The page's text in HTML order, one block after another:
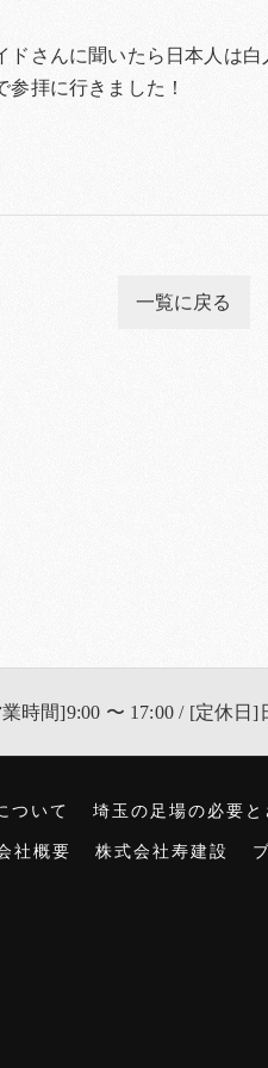
ドさんに聞いたら日本人は
拝に行きました！
一覧に戻る
時間]9:00 〜 17:00 / [定休日]
ついて 埼玉の足場の必要と
社概要 株式会社寿建設